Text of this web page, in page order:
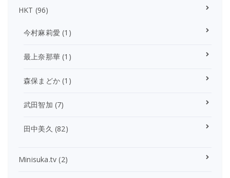
HKT (96)
今村麻莉愛 (1)
最上奈那華 (1)
森保まどか (1)
武田智加 (7)
田中美久 (82)
Minisuka.tv (2)